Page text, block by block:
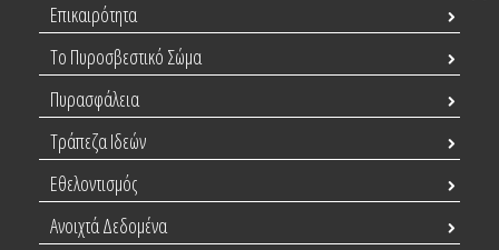
Επικαιρότητα
Το Πυροσβεστικό Σώμα
Πυρασφάλεια
Τράπεζα Ιδεών
Εθελοντισμός
Ανοιχτά Δεδομένα